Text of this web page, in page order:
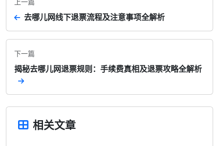
去哪儿网线下退票流程及注意事项全解析
下一篇
揭秘去哪儿网退票规则：手续费真相及退票攻略全解析
相关文章